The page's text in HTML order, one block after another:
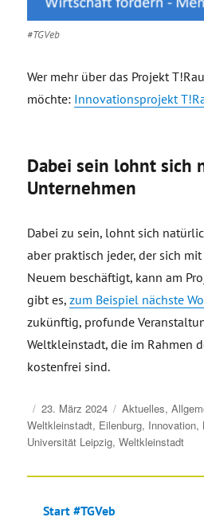
#TGVeb
Wer mehr über das Projekt
möchte: Innovationsprojekt
Dabei sein lohnt sich
Unternehmen
Dabei zu sein, lohnt sich
aber praktisch jeder, der sich
Neuem beschäftigt, kann am
gibt es,zum Beispiel nächste
zukünftig, profunde
Weltkleinstadt, die im Rahmen
kostenfrei sind.
Veröffentlicht
am
23. März 2024 Kategorien
Aktuelles,
Weltkleinstadt, Eilenburg, Innovation,
Universität Leipzig,Weltkleinstadt
Start #TGVeb